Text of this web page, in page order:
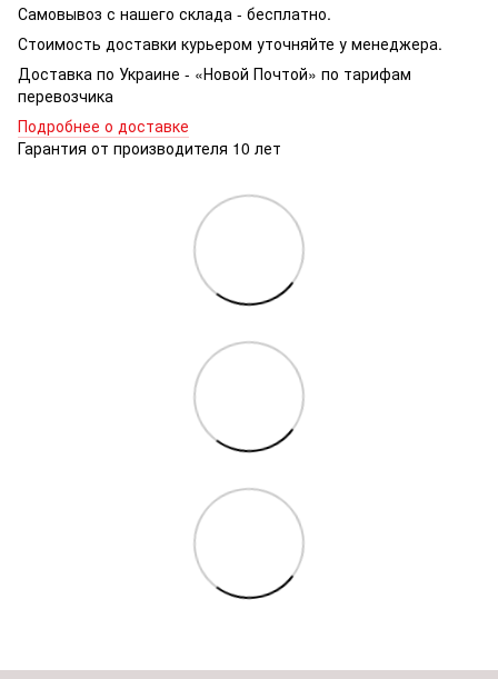
Самовывоз с нашего склада - бесплатно.
Стоимость доставки курьером уточняйте у менеджера.
Доставка по Украине - «Новой Почтой» по тарифам
перевозчика
Подробнее о доставке
Гарантия от производителя 10 лет